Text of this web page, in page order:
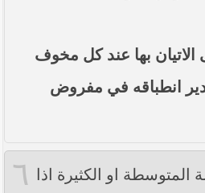
الاتيان بها عند كل مخوف
انطباقه في مفروض
٦
او الكثيرة اذا